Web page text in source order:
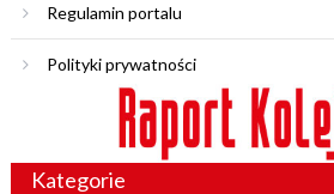
Regulamin portalu
Polityki prywatności
Kategorie